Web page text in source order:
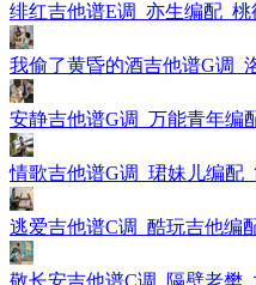
绯红吉他谱E调_亦生编配_桃
我偷了黄昏的酒吉他谱G调_
安静吉他谱G调_万能青年编
情歌吉他谱G调_珺妹儿编配
逃爱吉他谱C调_酷玩吉他编
敬长安吉他谱C调_隔壁老樊